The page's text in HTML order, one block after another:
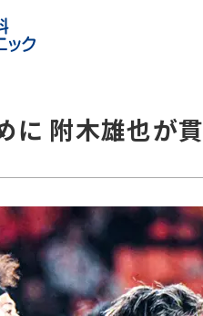
に 附木雄也が